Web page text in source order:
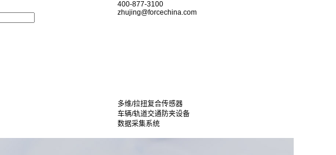
400-877-3100
zhujing@forcechina.com
多维/拉扭复合传感器
车辆/轨道交通防夹设备
数据采集系统